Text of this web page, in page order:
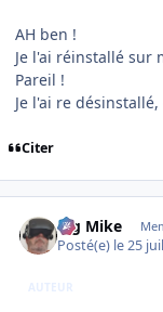
AH ben !
Je l'ai réinstallé sur
Pareil !
Je l'ai re
Citer
Big Mike
Posté(e) le 25
AUTEUR